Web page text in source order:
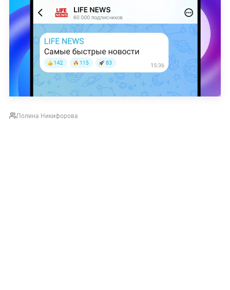
Полина Никифорова